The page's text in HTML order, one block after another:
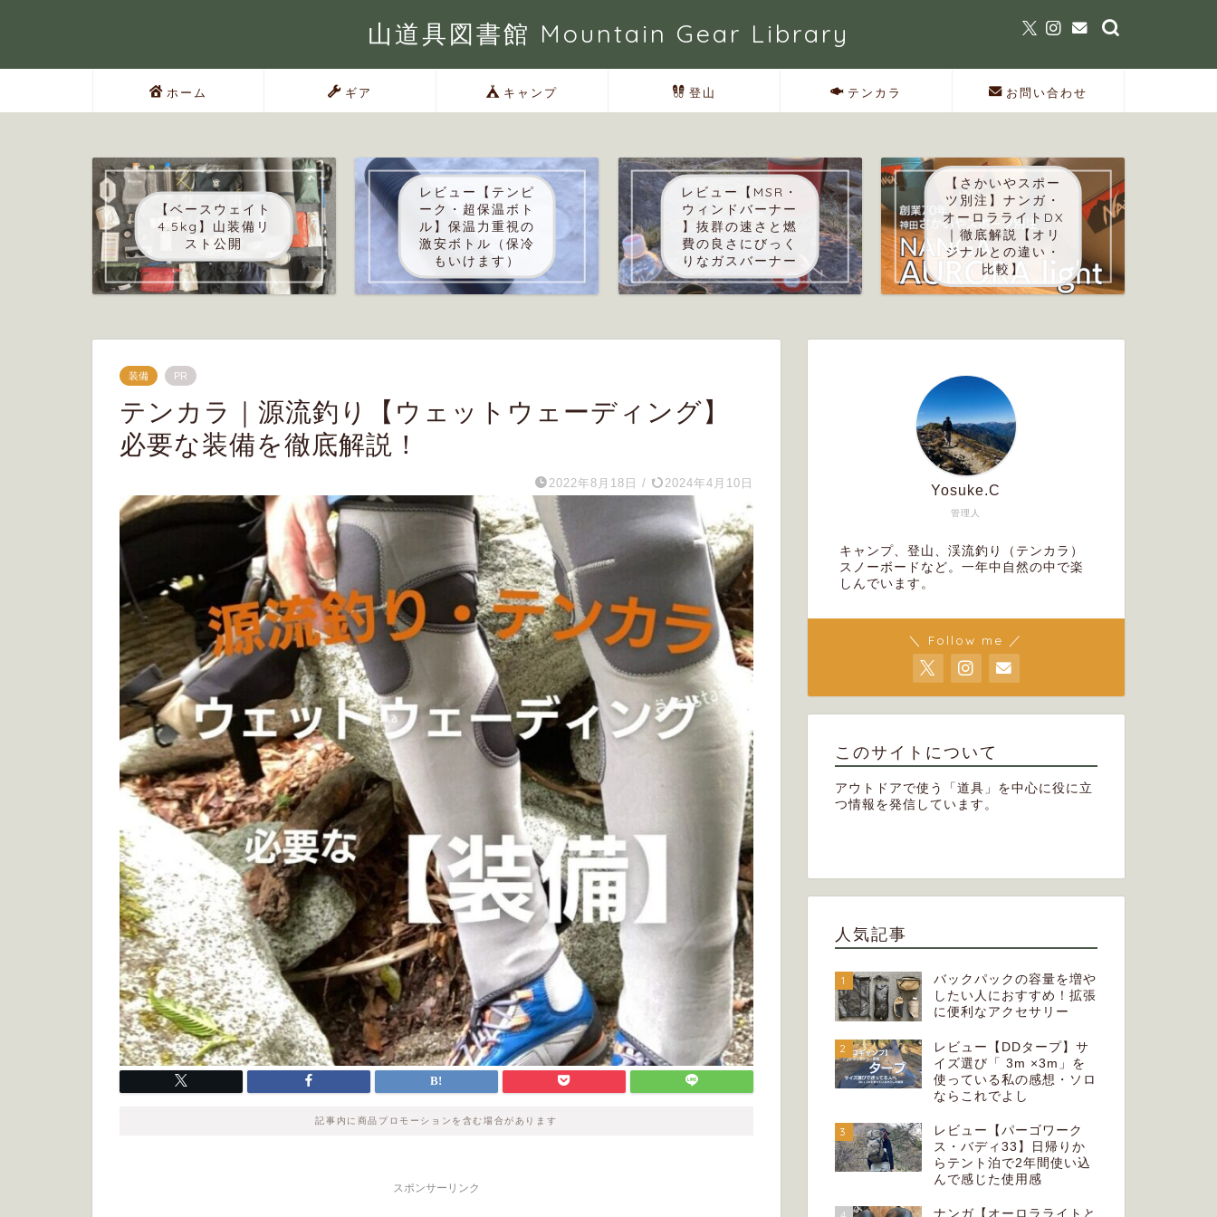
山道具図書館 Mountain Gear Library
ホーム ギア キャンプ 登山 テンカラ お問い合わせ
【ベースウェイト
4.5kg】山装備リ
スト公開
レビュー【テンピ
ーク・超保温ボト
ル】保温力重視の
激安ボトル（保冷
もいけます）
レビュー【MSR・
ウィンドバーナー
】抜群の速さと燃
費の良さにびっく
りなガスバーナー
【さかいやスポー
ツ別注】ナンガ・
オーロラライトDX
｜徹底解説【オリ
ジナルとの違い・
比較】
装備 PR
テンカラ｜源流釣り【ウェットウェーディング】
必要な装備を徹底解説！
2022年8月18日 / 2024年4月10日
記事内に商品プロモーションを含む場合があります
スポンサーリンク
管理人
Yosuke.C
キャンプ、登山、渓流釣り（テンカラ）
スノーボードなど。一年中自然の中で楽
しんでいます。
＼ Follow me ／
このサイトについて
アウトドアで使う「道具」を中心に役に立
つ情報を発信しています。
人気記事
1
バックパックの容量を増や
したい人におすすめ！拡張
に便利なアクセサリー
2
レビュー【DDタープ】サ
イズ選び「 3m ×3m」を
使っている私の感想・ソロ
ならこれでよし
3
レビュー【パーゴワーク
ス・バディ33】日帰りか
らテント泊で2年間使い込
んで感じた使用感
ナンガ【オーロラライトと